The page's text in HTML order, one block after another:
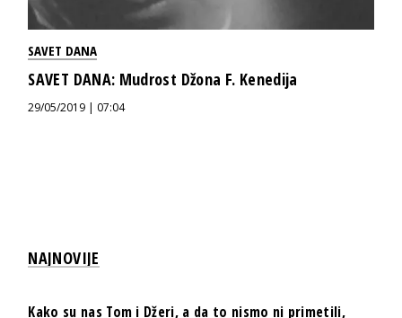
SAVET DANA
SAVET DANA: Mudrost Džona F. Kenedija
29/05/2019 | 07:04
NAJNOVIJE
Kako su nas Tom i Džeri, a da to nismo ni primetili,